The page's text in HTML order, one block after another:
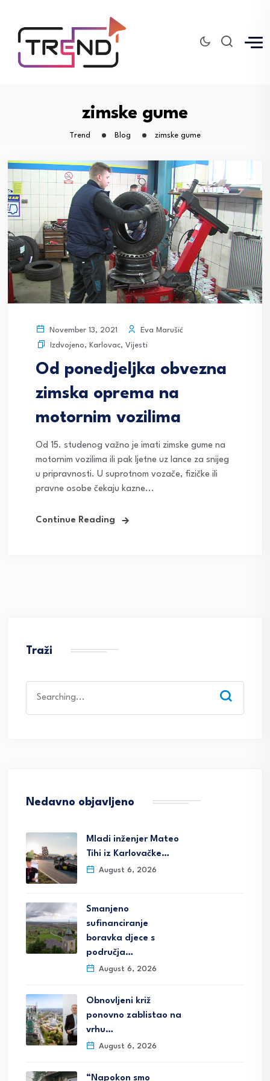
zimske gume
Trend Blog zimske gume
November 13, 2021
Eva Marušić
Izdvojeno, Karlovac, Vijesti
Od ponedjeljka obvezna
zimska oprema na
motornim vozilima
Od 15. studenog važno je imati zimske gume na
motornim vozilima ili pak ljetne uz lance za snijeg
u pripravnosti. U suprotnom vozače, fizičke ili
pravne osobe čekaju kazne...
Continue Reading
Traži
for:
Nedavno objavljeno
Mladi inženjer Mateo
Tihi iz Karlovačke…
August 6, 2026
Smanjeno
sufinanciranje
boravka djece s
područja…
August 6, 2026
Obnovljeni križ
ponovno zablistao na
vrhu…
August 6, 2026
“Napokon smo